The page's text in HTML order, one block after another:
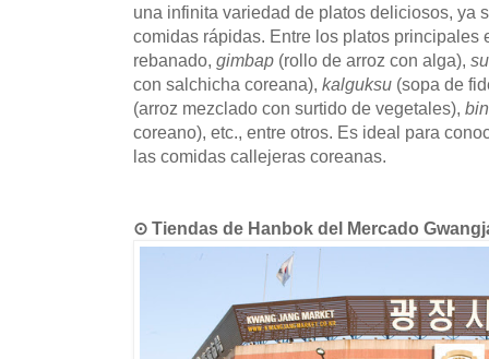
una infinita variedad de platos deliciosos, ya
comidas rápidas. Entre los platos principales
rebanado, gimbap (rollo de arroz con alga),
con salchicha coreana), kalguksu (sopa de
(arroz mezclado con surtido de vegetales),
coreano), etc., entre otros. Es ideal para
las comidas callejeras coreanas.
⊙ Tiendas de Hanbok del Mercado